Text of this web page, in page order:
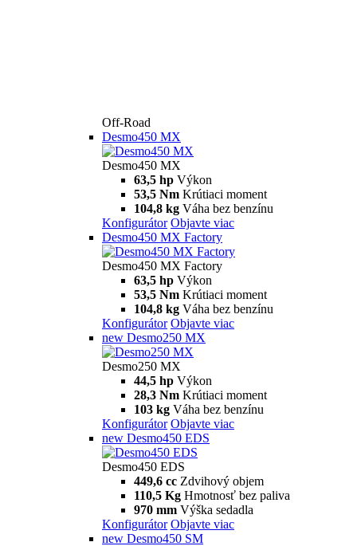
Off-Road
Desmo450 MX
Desmo450 MX
63,5 hp Výkon
53,5 Nm Krútiaci moment
104,8 kg Váha bez benzínu
Konfigurátor Objavte viac
Desmo450 MX Factory
Desmo450 MX Factory
63,5 hp Výkon
53,5 Nm Krútiaci moment
104,8 kg Váha bez benzínu
Konfigurátor Objavte viac
new Desmo250 MX
Desmo250 MX
44,5 hp Výkon
28,3 Nm Krútiaci moment
103 kg Váha bez benzínu
Konfigurátor Objavte viac
new Desmo450 EDS
Desmo450 EDS
449,6 cc Zdvihový objem
110,5 Kg Hmotnosť bez paliva
970 mm Výška sedadla
Konfigurátor Objavte viac
new Desmo450 SM